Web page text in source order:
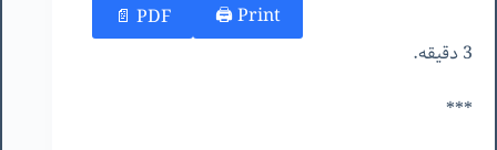
Print 🖨
PDF 📄
3 دقیقه.
***